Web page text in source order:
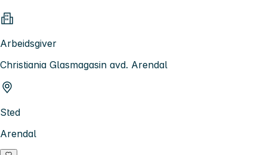
Arbeidsgiver
Christiania Glasmagasin avd. Arendal
Sted
Arendal